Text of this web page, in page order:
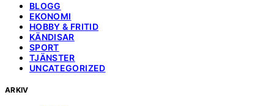
BLOGG
EKONOMI
HOBBY & FRITID
KÄNDISAR
SPORT
TJÄNSTER
UNCATEGORIZED
ARKIV